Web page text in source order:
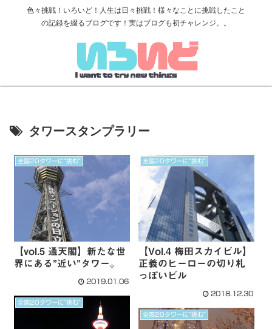
色々挑戦！いろいど！人生は日々挑戦！様々なことに挑戦したこと
の記録を綴るブログです！実はブログも初チャレンジ。。
タワースタンプラリー
全国20タワーに”挑む”
【vol.5 通天閣】新たな世
界にある”近い”タワー。
2019.01.06
全国20タワーに”挑む”
【Vol.4 梅田スカイビル】
正義のヒーローの切り札
っぽいビル
2018.12.30
全国20タワーに”挑む”
全国20タワーに”挑む”